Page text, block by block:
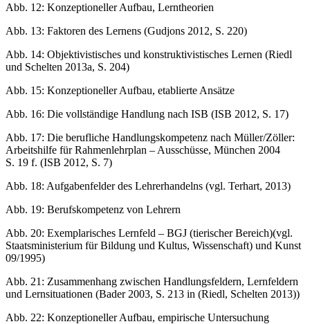
Abb. 12: Konzeptioneller Aufbau, Lerntheorien
Abb. 13: Faktoren des Lernens (Gudjons 2012, S. 220)
Abb. 14: Objektivistisches und konstruktivistisches Lernen (Riedl
und Schelten 2013a, S. 204)
Abb. 15: Konzeptioneller Aufbau, etablierte Ansätze
Abb. 16: Die vollständige Handlung nach ISB (ISB 2012, S. 17)
Abb. 17: Die berufliche Handlungskompetenz nach Müller/Zöller:
Arbeitshilfe für Rahmenlehrplan – Ausschüsse, München 2004
S. 19 f. (ISB 2012, S. 7)
Abb. 18: Aufgabenfelder des Lehrerhandelns (vgl. Terhart, 2013)
Abb. 19: Berufskompetenz von Lehrern
Abb. 20: Exemplarisches Lernfeld – BGJ (tierischer Bereich)(vgl.
Staatsministerium für Bildung und Kultus, Wissenschaft) und Kunst
09/1995)
Abb. 21: Zusammenhang zwischen Handlungsfeldern, Lernfeldern
und Lernsituationen (Bader 2003, S. 213 in (Riedl, Schelten 2013))
Abb. 22: Konzeptioneller Aufbau, empirische Untersuchung